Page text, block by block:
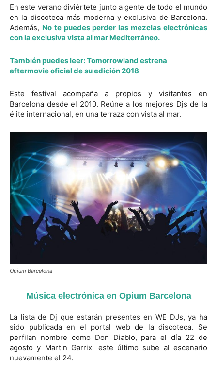
En este verano diviértete junto a gente de todo el mundo
en la discoteca más moderna y exclusiva de Barcelona.
Además, No te puedes perder las mezclas electrónicas
con la exclusiva vista al mar Mediterráneo.
También puedes leer:Tomorrowland estrena
aftermovie oficial de su edición 2018
Este festival acompaña a propios y visitantes en
Barcelona desde el 2010. Reúne a los mejores Djs de la
élite internacional, en una terraza con vista al mar.
Opium Barcelona
Música electrónicaen Opium Barcelona
La lista de Dj que estarán presentes en WE DJs, ya ha
sido publicada en el portal web de la discoteca. Se
perfilan nombre como Don Diablo, para el día 22 de
agosto y Martin Garrix, este último sube al escenario
nuevamente el 24.